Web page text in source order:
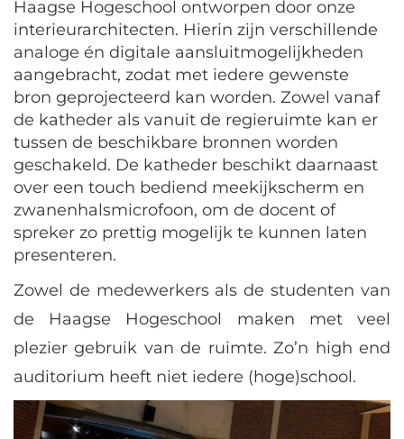
Haagse Hogeschool ontworpen door onze
interieurarchitecten. Hierin zijn verschillende
analoge én digitale aansluitmogelijkheden
aangebracht, zodat met iedere gewenste
bron geprojecteerd kan worden. Zowel vanaf
de katheder als vanuit de regieruimte kan er
tussen de beschikbare bronnen worden
geschakeld. De katheder beschikt daarnaast
over een touch bediend meekijkscherm en
zwanenhalsmicrofoon, om de docent of
spreker zo prettig mogelijk te kunnen laten
presenteren.
Zowel de medewerkers als de studenten van
de Haagse Hogeschool maken met veel
plezier gebruik van de ruimte. Zo’n high end
auditorium heeft niet iedere (hoge)school.